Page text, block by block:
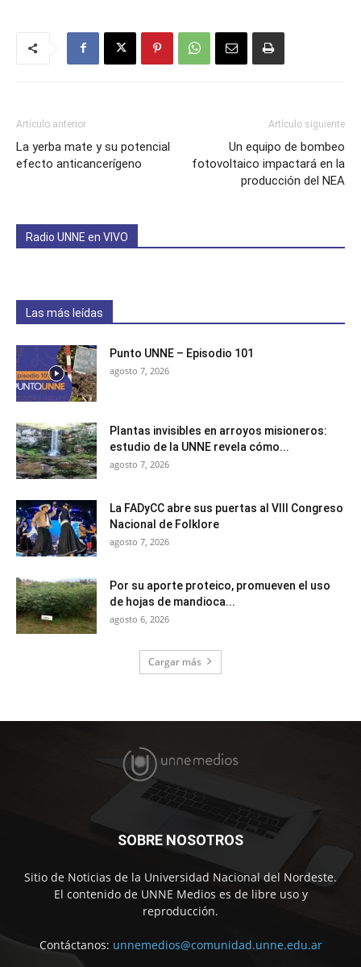
Artículo anterior
La yerba mate y su potencial
efecto anticancerígeno
Artículo siguiente
Un equipo de bombeo
fotovoltaico impactará en la
producción del NEA
Radio UNNE en VIVO
Las más leídas
Punto UNNE – Episodio 101
agosto 7, 2026
Plantas invisibles en arroyos misioneros:
estudio de la UNNE revela cómo...
agosto 7, 2026
La FADyCC abre sus puertas al VIII Congreso
Nacional de Folklore
agosto 7, 2026
Por su aporte proteico, promueven el uso
de hojas de mandioca...
agosto 6, 2026
Cargar más
SOBRE NOSOTROS
Sitio de Noticias de la Universidad Nacional del Nordeste.
El contenido de UNNE Medios es de libre uso y
reproducción.
Contáctanos: unnemedios@comunidad.unne.edu.ar